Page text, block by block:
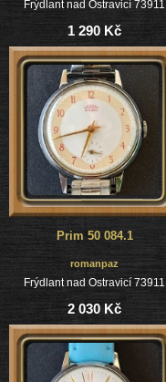
Frýdlant nad Ostravicí 73911
1 290 Kč
Prim 50 084.1
romanpaz
Frýdlant nad Ostravicí 73911
2 030 Kč